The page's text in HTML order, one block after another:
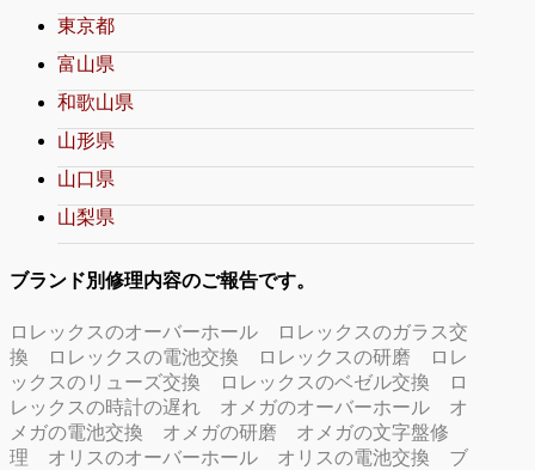
東京都
富山県
和歌山県
山形県
山口県
山梨県
ブランド別修理内容のご報告です。
ロレックスのオーバーホール
ロレックスのガラス交
換
ロレックスの電池交換 ロレックスの研磨
ロレ
ックスのリューズ交換
ロレックスのベゼル交換
ロ
レックスの時計の遅れ
オメガのオーバーホール
オ
メガの電池交換
オメガの研磨
オメガの文字盤修
理
オリスのオーバーホール オリスの電池交換
ブ